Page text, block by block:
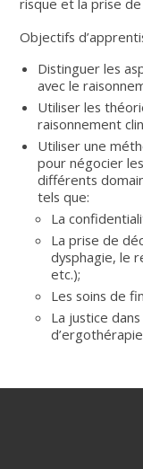
Objectifs
Distinguer les
avec le
Utiliser les
raisonnement
Utiliser une
pour négocier
différents
tels que:
La
La prise de
dysphagie, le
etc.);
Les soins de
La justice